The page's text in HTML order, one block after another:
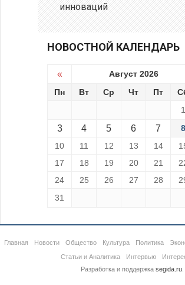
инноваций
НОВОСТНОЙ КАЛЕНДАРЬ
« Август 2026
Пн Вт Ср Чт Пт
1
3 4 5 6 7 8
10
11 12 13 14
17
18 19 20 21
24
25 26 27 28
31
Главная Новости Общество Культура Политика
Статьи и Аналитика
Интервью
Разработка и поддержка segida.ru.